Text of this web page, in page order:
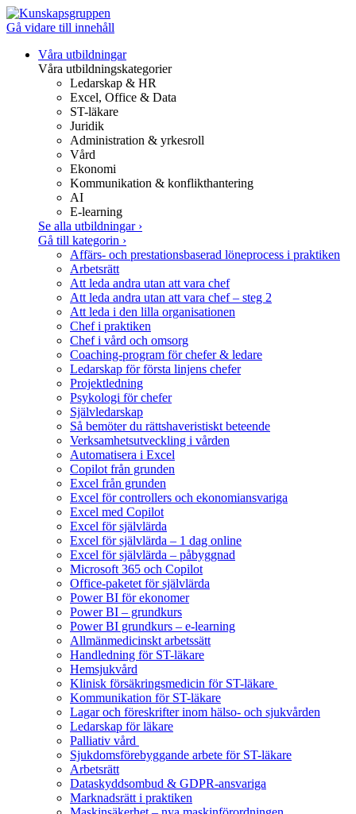
Gå vidare till innehåll
Våra utbildningar
Våra utbildningskategorier
Ledarskap & HR
Excel, Office & Data
ST-läkare
Juridik
Administration & yrkesroll
Vård
Ekonomi
Kommunikation & konflikthantering
AI
E-learning
Se alla utbildningar ›
Gå till kategorin ›
Affärs- och prestationsbaserad löneprocess i praktiken
Arbetsrätt
Att leda andra utan att vara chef
Att leda andra utan att vara chef – steg 2
Att leda i den lilla organisationen
Chef i praktiken
Chef i vård och omsorg
Coaching-program för chefer & ledare
Ledarskap för första linjens chefer
Projektledning
Psykologi för chefer
Självledarskap
Så bemöter du rättshaveristiskt beteende
Verksamhetsutveckling i vården
Automatisera i Excel
Copilot från grunden
Excel från grunden
Excel för controllers och ekonomiansvariga
Excel med Copilot
Excel för självlärda
Excel för självlärda – 1 dag online
Excel för självlärda – påbyggnad
Microsoft 365 och Copilot
Office-paketet för självlärda
Power BI för ekonomer
Power BI – grundkurs
Power BI grundkurs – e-learning
Allmänmedicinskt arbetssätt
Handledning för ST-läkare
Hemsjukvård
Klinisk försäkringsmedicin för ST-läkare
Kommunikation för ST-läkare
Lagar och föreskrifter inom hälso- och sjukvården
Ledarskap för läkare
Palliativ vård
Sjukdomsförebyggande arbete för ST-läkare
Arbetsrätt
Dataskyddsombud & GDPR-ansvariga
Marknadsrätt i praktiken